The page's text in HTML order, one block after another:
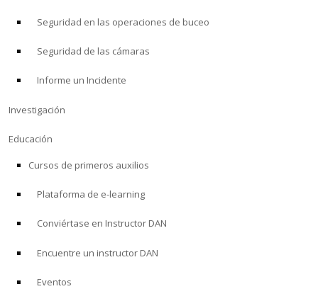
Seguridad en las operaciones de buceo
Seguridad de las cámaras
Informe un Incidente
Investigación
Educación
Cursos de primeros auxilios
Plataforma de e-learning
Conviértase en Instructor DAN
Encuentre un instructor DAN
Eventos